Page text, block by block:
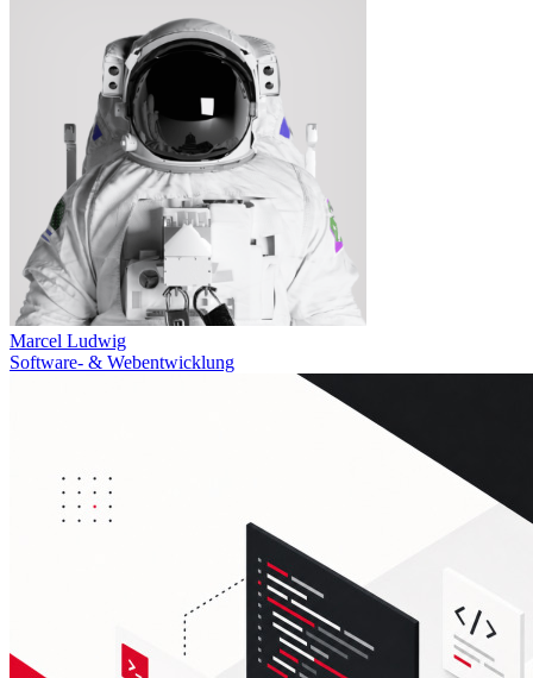
Marcel Ludwig
Software- & Webentwicklung